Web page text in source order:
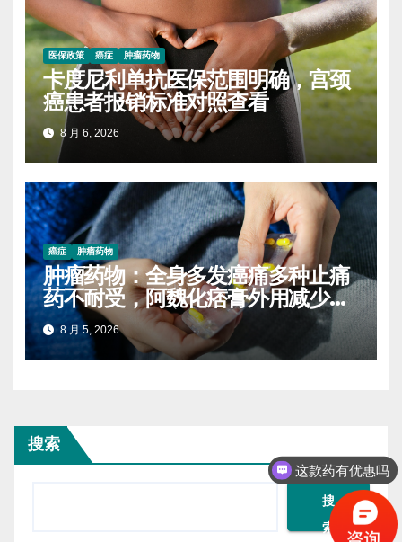
医保政策 癌症 肿瘤药物
卡度尼利单抗医保范围明确，宫颈
癌患者报销标准对照查看
8 月 6, 2026
癌症 肿瘤药物
肿瘤药物：全身多发癌痛多种止痛
药不耐受，阿魏化痞膏外用减少口
服药量的实操案例
8 月 5, 2026
搜索
搜
索
这款药有优惠吗